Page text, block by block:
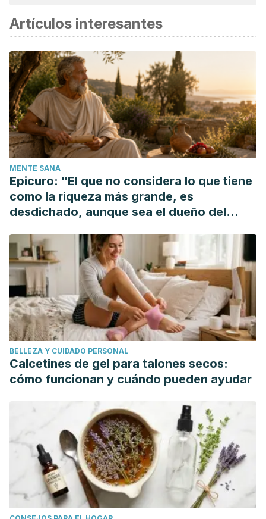
Artículos interesantes
MENTE SANA
Epicuro: "El que no considera lo que tiene
como la riqueza más grande, es
desdichado, aunque sea el dueño del
BELLEZA Y CUIDADO PERSONAL
Calcetines de gel para talones secos:
cómo funcionan y cuándo pueden ayudar